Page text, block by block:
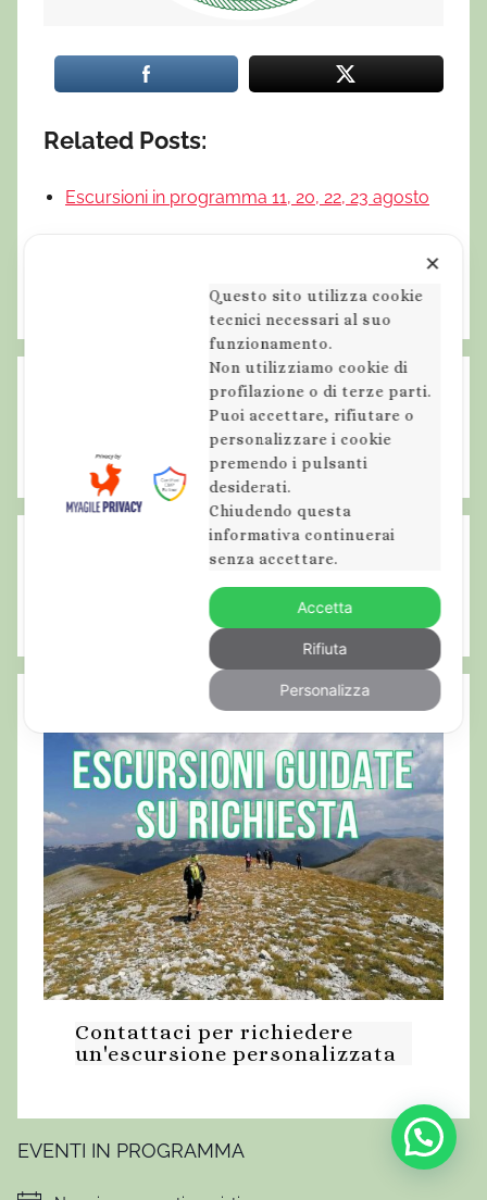
Related Posts:
Escursioni in programma 11, 20, 22, 23 agosto
Escursioni, trekking, cammini, ciaspolate
o
m
i
c
a
,
a
b
z
o
Articolo precedente
Resoconto fotografico dell’escursione sul
Monte Amaro – Majella
Articolo successivo
Agosto sotto le stelle… resoconto e
fotografie
Contattaci per richiedere
un'escursione personalizzata
EVENTI IN PROGRAMMA
✕
Questo sito utilizza cookie
tecnici necessari al suo
funzionamento.
Non utilizziamo cookie di
profilazione o di terze parti.
Puoi accettare, rifiutare o
personalizzare i cookie
premendo i pulsanti
desiderati.
Chiudendo questa
informativa continuerai
senza accettare.
Accetta
Rifiuta
Personalizza